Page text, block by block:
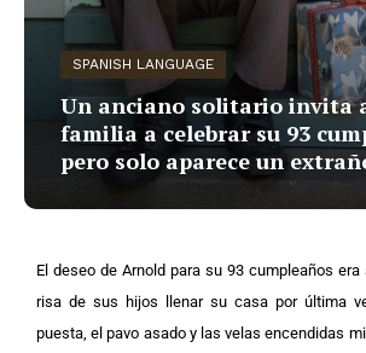
SPANISH LANGUAGE
Un anciano solitario invita
familia a celebrar su 93
pero solo aparece un
El deseo de Arnold para su 93 cumpleaños
risa de sus hijos llenar su casa por última
puesta, el pavo asado y las velas encendidas